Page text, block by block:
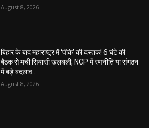
August 8, 2026
बिहार के बाद महाराष्ट्र में ‘पीके’ की दस्तक! 6 घंटे की
बैठक से मची सियासी खलबली, NCP में रणनीति या संगठन
में बड़े बदलाव...
August 8, 2026